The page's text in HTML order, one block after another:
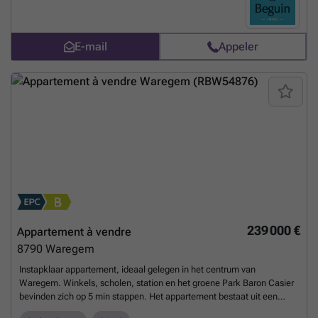
E-mail Appeler
239 000 €
Appartement à vendre
8790 Waregem
Instapklaar appartement, ideaal gelegen in het centrum van
Waregem. Winkels, scholen, station en het groene Park Baron Casier
bevinden zich op 5 min stappen. Het appartement bestaat uit een